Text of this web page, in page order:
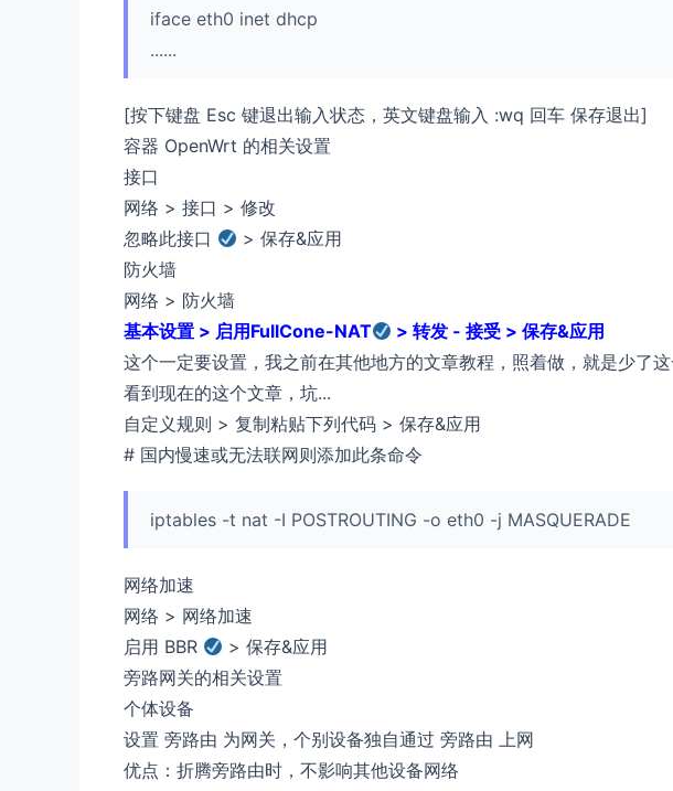
iface eth0 inet dhcp
......
[按下键盘 Esc 键退出输入状态，英文键盘输入 :wq 回车 保存退出]
容器 OpenWrt 的相关设置
接口
网络 > 接口 > 修改
忽略此接口
> 保存&应用
防火墙
网络 > 防火墙
基本设置 > 启用FullCone-NAT
> 转发 - 接受 > 保存&应用
这个一定要设置，我之前在其他地方的文章教程，照着做，就是少了
看到现在的这个文章，坑...
自定义规则 > 复制粘贴下列代码 > 保存&应用
# 国内慢速或无法联网则添加此条命令
iptables -t nat -I POSTROUTING -o eth0 -j MASQUERADE
网络加速
网络 > 网络加速
启用 BBR
> 保存&应用
旁路网关的相关设置
个体设备
设置 旁路由 为网关，个别设备独自通过 旁路由 上网
优点：折腾旁路由时，不影响其他设备网络